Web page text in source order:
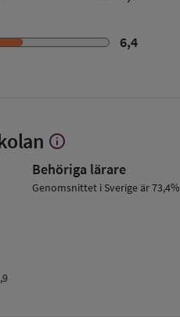
6,4
Visa
om
Lärare
info
Behöriga lärare
Genomsnittet i Sverige är 73,4%